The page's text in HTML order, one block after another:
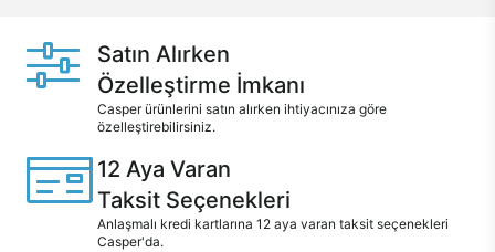
Satın Alırken
Özelleştirme İmkanı
Casper ürünlerini satın alırken ihtiyacınıza göre
özelleştirebilirsiniz.
12 Aya Varan
Taksit Seçenekleri
Anlaşmalı kredi kartlarına 12 aya varan taksit seçenekleri
Casper'da.